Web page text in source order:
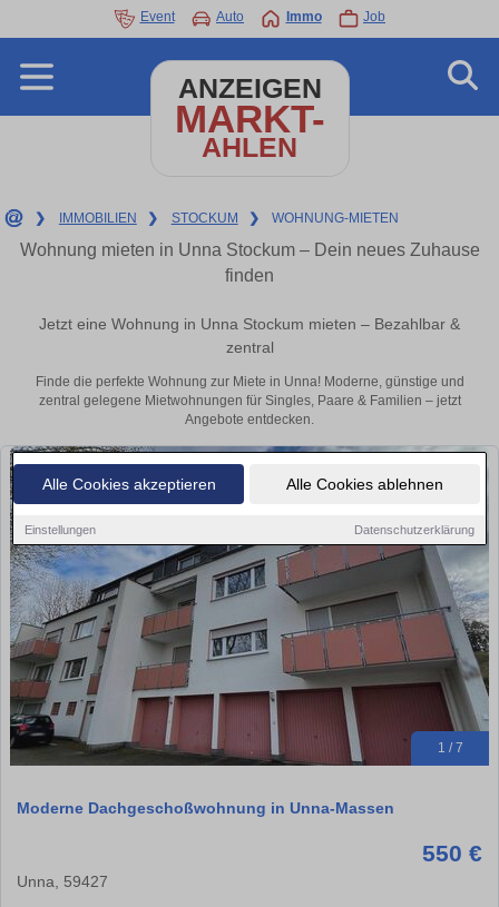
Alle Cookies akzeptieren Alle Cookies ablehnen
Einstellungen Datenschutzerklärung
Event Auto Immo Job
ANZEIGEN
MARKT-
AHLEN
❯ IMMOBILIEN ❯ STOCKUM ❯ WOHNUNG-MIETEN
Wohnung mieten in Unna Stockum – Dein neues Zuhause
finden
Jetzt eine Wohnung in Unna Stockum mieten – Bezahlbar &
zentral
Finde die perfekte Wohnung zur Miete in Unna! Moderne, günstige und
zentral gelegene Mietwohnungen für Singles, Paare & Familien – jetzt
Angebote entdecken.
1 / 7
Moderne Dachgeschoßwohnung in Unna-Massen
550 €
Unna, 59427